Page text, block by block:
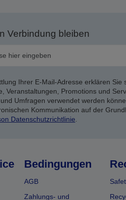
Verbindung bleiben
Ihrer E-Mail-Adresse erklären
Veranstaltungen, Promotions und
Umfragen verwendet werden
Kommunikation auf der
Datenschutzrichtlinie
Bedingungen
AGB
Zahlungs- und